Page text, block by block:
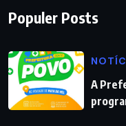
Populer Posts
A